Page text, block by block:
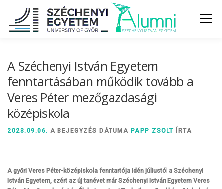
tartalomhoz
Menü
DIPLOMAÁTADÓ DIPLOMÁN TÚL
SZOLGÁLTATÁSOK ÉVFOLYAMOK
A Széchenyi István Egyetem
fenntartásában működik tovább a
Veres Péter mezőgazdasági
középiskola
2023.09.06. A BEJEGYZÉS DÁTUMA PAPP ZSOLT ÍRTA
A győri Veres Péter-középiskola fenntartója idén júliustól a Széchenyi
István Egyetem, ezért az új tanévet már Széchenyi István Egyetem Veres